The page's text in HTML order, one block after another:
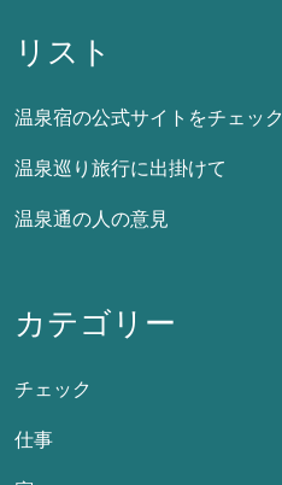
リスト
温泉宿の公式サイトをチェック
温泉巡り旅行に出掛けて
温泉通の人の意見
カテゴリー
チェック
仕事